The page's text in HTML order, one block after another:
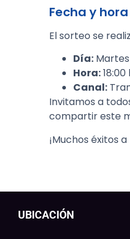
Fecha y hora
El sorteo se
Día:
Hora:18:00
Canal:
Invitamos a
compartir este
¡Muchos éxitos
UBICACIÓN